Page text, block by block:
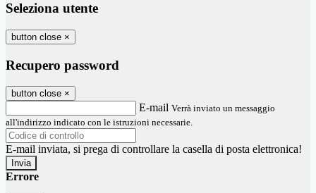
Seleziona utente
button close ×
Recupero password
button close ×
E-mail Verrà inviato un messaggio
all'indirizzo indicato con le istruzioni necessarie.
E-mail inviata, si prega di controllare la casella di posta elettronica!
Errore